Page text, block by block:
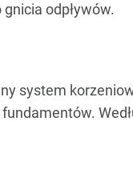
odpływów.
system